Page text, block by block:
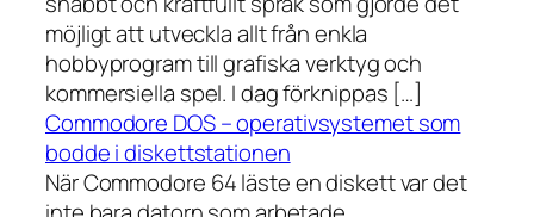
möjligt att utveckla allt från enkla
hobbyprogram till grafiska verktyg och
kommersiella spel. I dag förknippas […]
Commodore DOS – operativsystemet som
bodde i diskettstationen
När Commodore 64 läste en diskett var det